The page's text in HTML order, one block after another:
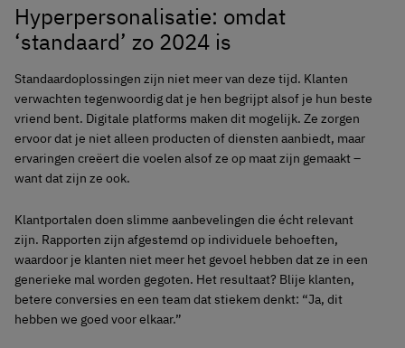
Hyperpersonalisatie: omdat
‘standaard’ zo 2024 is
Standaardoplossingen zijn niet meer van deze tijd. Klanten
verwachten tegenwoordig dat je hen begrijpt alsof je hun beste
vriend bent. Digitale platforms maken dit mogelijk. Ze zorgen
ervoor dat je niet alleen producten of diensten aanbiedt, maar
ervaringen creëert die voelen alsof ze op maat zijn gemaakt –
want dat zijn ze ook.
Klantportalen doen slimme aanbevelingen die écht relevant
zijn. Rapporten zijn afgestemd op individuele behoeften,
waardoor je klanten niet meer het gevoel hebben dat ze in een
generieke mal worden gegoten. Het resultaat? Blije klanten,
betere conversies en een team dat stiekem denkt: “Ja, dit
hebben we goed voor elkaar.”